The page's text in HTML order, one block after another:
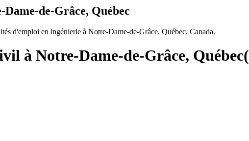
de-Grâce, Québec
d'emploi en ingénierie à Notre-Dame-de-Grâce, Québec, Canada.
à Notre-Dame-de-Grâce, Québec(